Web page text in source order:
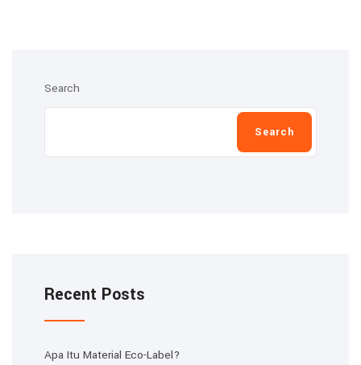
Search
Search
Recent Posts
Apa Itu Material Eco-Label?